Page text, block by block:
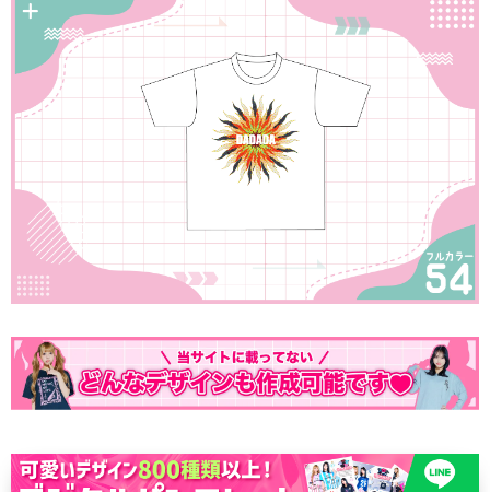
お支払い方法について
キャンセル・変更について
利用規約
バスケユニフォーム
ゲーム
パロディ
ポロシャツ
ロンT・長袖
パーカー・スウェット
タイダイ柄
韓国パロディ人気デザイン特集
おしゃれデザインクラスTシャツ
かわいいクラスTシャツ
かっこいいクラスTシャツ
責任をもってお届けします
ニュース
シルクスクリーンについて
昇華プリントについて
全面プリントクラスTシャツ
SDGsについて
セルフプリント